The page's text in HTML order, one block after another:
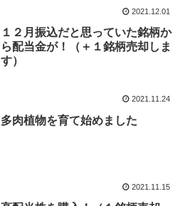
2021.12.01
１２月振込だと思っていた銘柄か
ら配当金が！（＋１銘柄売却しま
す）
2021.11.24
多肉植物を育て始めました
2021.11.15